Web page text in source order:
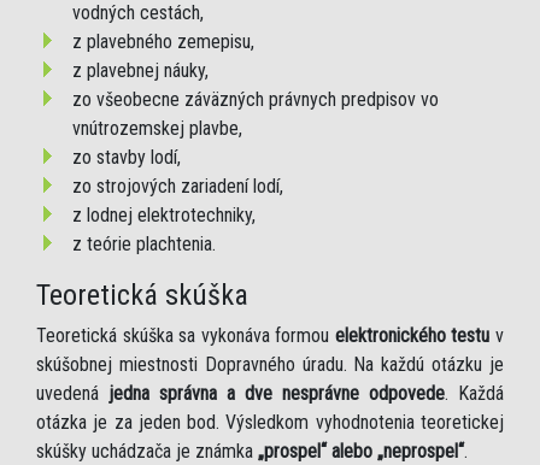
vodných cestách,
z plavebného zemepisu,
z plavebnej náuky,
zo všeobecne záväzných právnych predpisov vo
vnútrozemskej plavbe,
zo stavby lodí,
zo strojových zariadení lodí,
z lodnej elektrotechniky,
z teórie plachtenia.
Teoretická skúška
Teoretická skúška sa vykonáva formou elektronického testu v
skúšobnej miestnosti Dopravného úradu. Na každú otázku je
uvedená jedna správna a dve nesprávne odpovede. Každá
otázka je za jeden bod. Výsledkom vyhodnotenia teoretickej
skúšky uchádzača je známka „prospel“ alebo „neprospel“.